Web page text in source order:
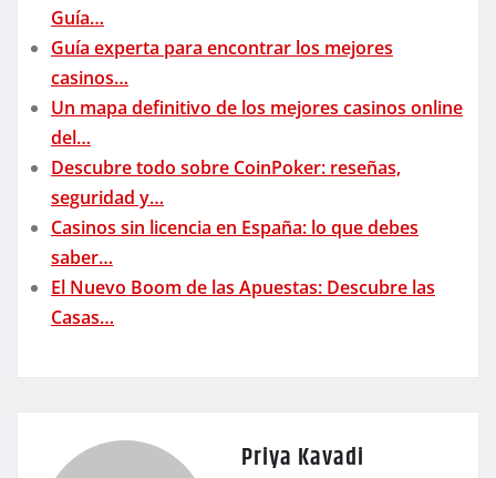
Guía…
Guía experta para encontrar los mejores
casinos…
Un mapa definitivo de los mejores casinos online
del…
Descubre todo sobre CoinPoker: reseñas,
seguridad y…
Casinos sin licencia en España: lo que debes
saber…
El Nuevo Boom de las Apuestas: Descubre las
Casas…
Priya Kavadi